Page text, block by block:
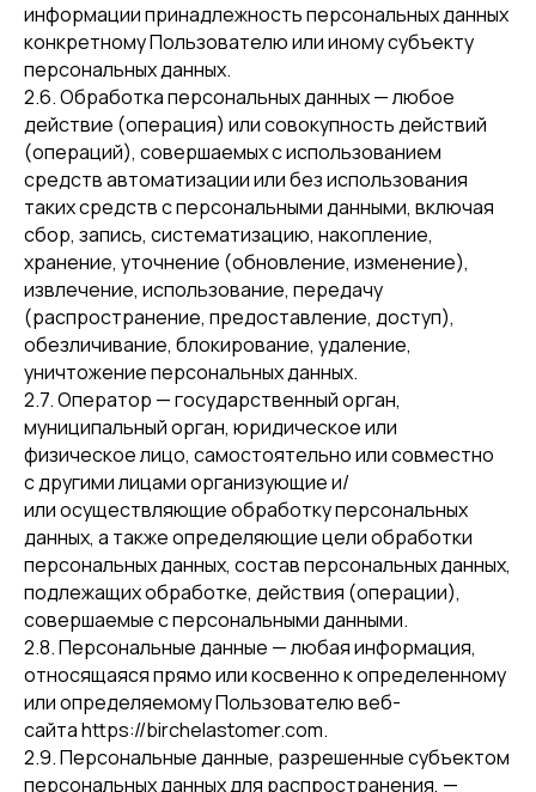
информации принадлежность персональных данных
конкретному Пользователю или иному субъекту
персональных данных.
2.6. Обработка персональных данных — любое
действие (операция) или совокупность действий
(операций), совершаемых с использованием
средств автоматизации или без использования
таких средств с персональными данными, включая
сбор, запись, систематизацию, накопление,
хранение, уточнение (обновление, изменение),
извлечение, использование, передачу
(распространение, предоставление, доступ),
обезличивание, блокирование, удаление,
уничтожение персональных данных.
2.7. Оператор — государственный орган,
муниципальный орган, юридическое или
физическое лицо, самостоятельно или совместно
с другими лицами организующие и/
или осуществляющие обработку персональных
данных, а также определяющие цели обработки
персональных данных, состав персональных данных,
подлежащих обработке, действия (операции),
совершаемые с персональными данными.
2.8. Персональные данные — любая информация,
относящаяся прямо или косвенно к определенному
или определяемому Пользователю веб-
сайта https://birchelastomer.com.
2.9. Персональные данные, разрешенные субъектом
персональных данных для распространения, —